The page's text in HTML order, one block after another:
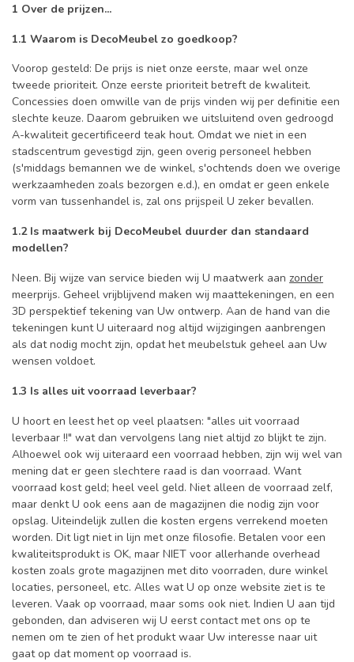
1 Over de prijzen...
1.1 Waarom is DecoMeubel zo goedkoop?
Voorop gesteld: De prijs is niet onze eerste, maar wel onze
tweede prioriteit. Onze eerste prioriteit betreft de kwaliteit.
Concessies doen omwille van de prijs vinden wij per definitie een
slechte keuze. Daarom gebruiken we uitsluitend oven gedroogd
A-kwaliteit gecertificeerd teak hout. Omdat we niet in een
stadscentrum gevestigd zijn, geen overig personeel hebben
(s'middags bemannen we de winkel, s'ochtends doen we overige
werkzaamheden zoals bezorgen e.d.), en omdat er geen enkele
vorm van tussenhandel is, zal ons prijspeil U zeker bevallen.
1.2 Is maatwerk bij DecoMeubel duurder dan standaard
modellen?
Neen. Bij wijze van service bieden wij U maatwerk aan zonder
meerprijs. Geheel vrijblijvend maken wij maattekeningen, en een
3D perspektief tekening van Uw ontwerp. Aan de hand van die
tekeningen kunt U uiteraard nog altijd wijzigingen aanbrengen
als dat nodig mocht zijn, opdat het meubelstuk geheel aan Uw
wensen voldoet.
1.3 Is alles uit voorraad leverbaar?
U hoort en leest het op veel plaatsen: "alles uit voorraad
leverbaar !!" wat dan vervolgens lang niet altijd zo blijkt te zijn.
Alhoewel ook wij uiteraard een voorraad hebben, zijn wij wel van
mening dat er geen slechtere raad is dan voorraad. Want
voorraad kost geld; heel veel geld. Niet alleen de voorraad zelf,
maar denkt U ook eens aan de magazijnen die nodig zijn voor
opslag. Uiteindelijk zullen die kosten ergens verrekend moeten
worden. Dit ligt niet in lijn met onze filosofie. Betalen voor een
kwaliteitsprodukt is OK, maar NIET voor allerhande overhead
kosten zoals grote magazijnen met dito voorraden, dure winkel
locaties, personeel, etc. Alles wat U op onze website ziet is te
leveren. Vaak op voorraad, maar soms ook niet. Indien U aan tijd
gebonden, dan adviseren wij U eerst contact met ons op te
nemen om te zien of het produkt waar Uw interesse naar uit
gaat op dat moment op voorraad is.